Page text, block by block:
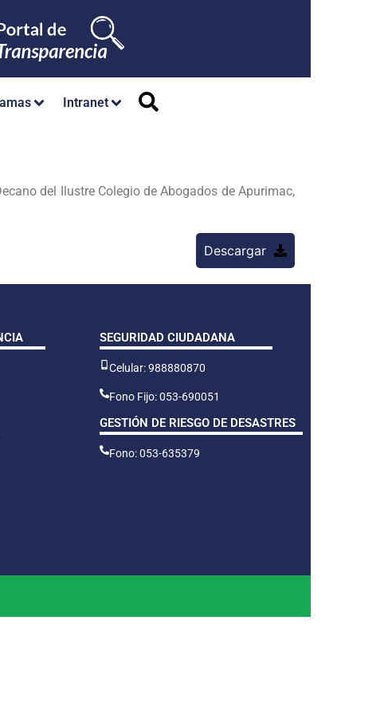
Intranet
del Ilustre Colegio de Abogados de Apurimac,
Descargar
SEGURIDAD CIUDADANA
Celular: 988880870
Fono Fijo: 053-690051
GESTIÓN DE RIESGO DE DESASTRES
Fono: 053-635379